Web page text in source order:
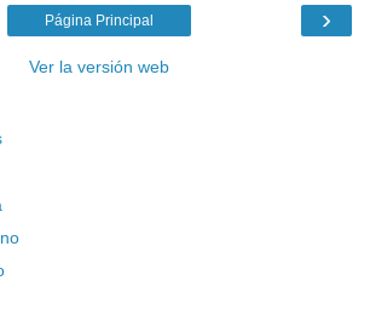
›
Página Principal
Ver la versión web